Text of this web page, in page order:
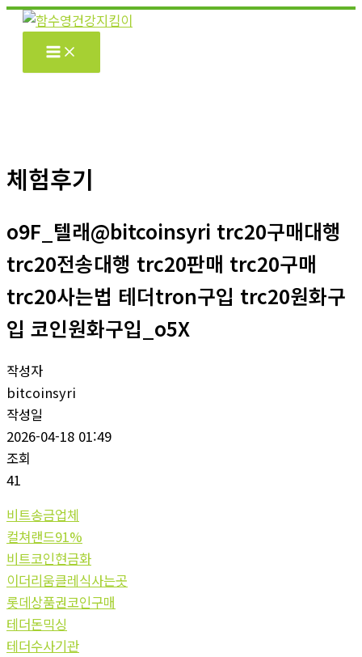
콘
기
체험후기
o9F_텔래@bitcoinsyri trc20구매대행
trc20전송대행 trc20판매 trc20구매
trc20사는법 테더tron구입 trc20원화구
입 코인원화구입_o5X
작성자
bitcoinsyri
작성일
2026-04-18 01:49
조회
41
비트송금업체
컬쳐랜드91%
비트코인현금화
이더리움클레식사는곳
롯데상품권코인구매
테더돈믹싱
테더수사기관